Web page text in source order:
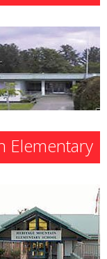
Elementary